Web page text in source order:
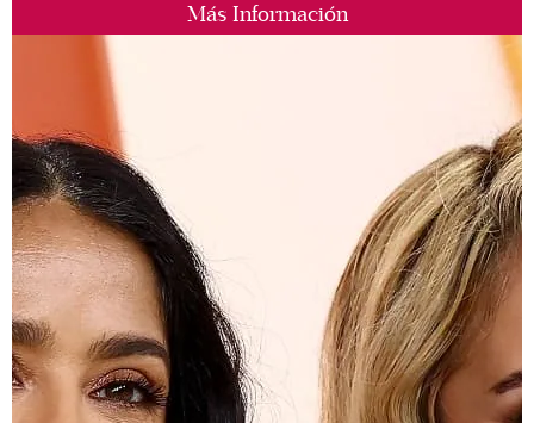
Más Información